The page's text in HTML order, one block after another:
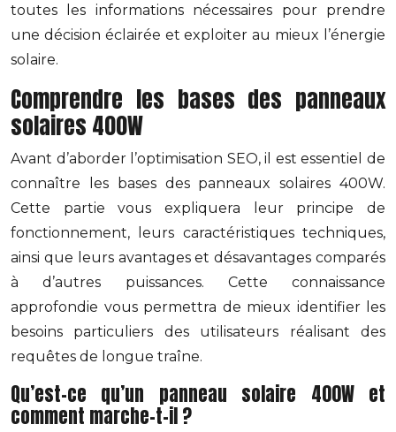
toutes les informations nécessaires pour prendre
une décision éclairée et exploiter au mieux l’énergie
solaire.
Comprendre les bases des panneaux
solaires 400W
Avant d’aborder l’optimisation SEO, il est essentiel de
connaître les bases des panneaux solaires 400W.
Cette partie vous expliquera leur principe de
fonctionnement, leurs caractéristiques techniques,
ainsi que leurs avantages et désavantages comparés
à d’autres puissances. Cette connaissance
approfondie vous permettra de mieux identifier les
besoins particuliers des utilisateurs réalisant des
requêtes de longue traîne.
Qu’est-ce qu’un panneau solaire 400W et
comment marche-t-il ?